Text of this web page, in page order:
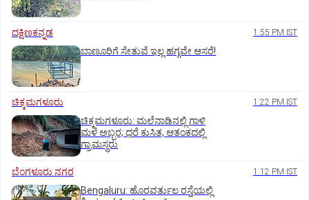
ದಕ್ಷಿಣಕನ್ನಡ 1:55 PM IST
ಬಾಣೂರಿಗೆ ಸೇತುವೆ ಇಲ್ಲ ಹಗ್ಗವೇ ಆಸರೆ!
ಚಿಕ್ಕಮಗಳೂರು 1:22 PM IST
ಚಿಕ್ಕಮಗಳೂರು: ಮಲೆನಾಡಿನಲ್ಲಿ ಗಾಳಿ
ಮಳೆ ಅಬ್ಬರ; ಧರೆ ಕುಸಿತ, ಆತಂಕದಲ್ಲಿ
ಗ್ರಾಮಸ್ಥರು
ಬೆಂಗಳೂರು ನಗರ 1:12 PM IST
Bengaluru: ಹೊರವರ್ತುಲ ರಸ್ತೆಯಲ್ಲಿ